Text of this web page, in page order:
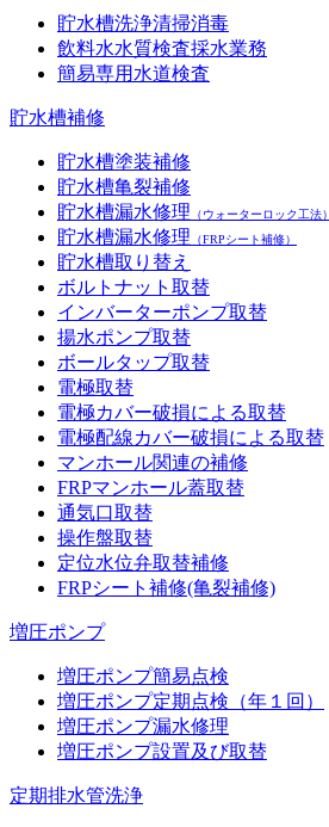
貯水槽洗浄清掃消毒
飲料水水質検査採水業務
簡易専用水道検査
貯水槽補修
貯水槽塗装補修
貯水槽亀裂補修
貯水槽漏水修理 （ウォーターロック工法）
貯水槽漏水修理 （FRPシート補修）
貯水槽取り替え
ボルトナット取替
インバーターポンプ取替
揚水ポンプ取替
ボールタップ取替
電極取替
電極カバー破損による取替
電極配線カバー破損による取替
マンホール関連の補修
FRPマンホール蓋取替
通気口取替
操作盤取替
定位水位弁取替補修
FRPシート補修(亀裂補修)
増圧ポンプ
増圧ポンプ簡易点検
増圧ポンプ定期点検（年１回）
増圧ポンプ漏水修理
増圧ポンプ設置及び取替
定期排水管洗浄